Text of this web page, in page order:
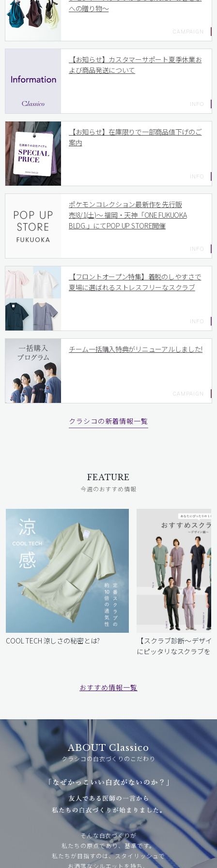
への贈り物〜
【お知らせ】カスタマーサポート夏季休業お
よび商品発送について
【お知らせ】在庫限りで一部商品値下げのご
案内
ポケモンコレクション最新作を先行販
売!8/1(土)〜 福岡・天神「ONE FUKUOKA
BLDG.」にてPOP UP STORE開催
【フロントオープン特集】着脱のしやすさで
夏場に選ばれるストレスフリーなスクラブ
チーム一括購入特典がリニューアルしました!
クラシコの新着情報一覧
FEATURE
今週のおすすめ情報
COOL TECH 涼しさの秘密とは?
【スクラブ診断〜デザイ
にピッタリなスクラブを
おすすめ情報一覧
ABOUT Classico
クラシコの白衣づくりのこだわり
そんな白衣づくりが
私たちの原点であり、基準です。
私たちが目指すのは、スタイリッシュで
お洒落なシルエットを持ち、